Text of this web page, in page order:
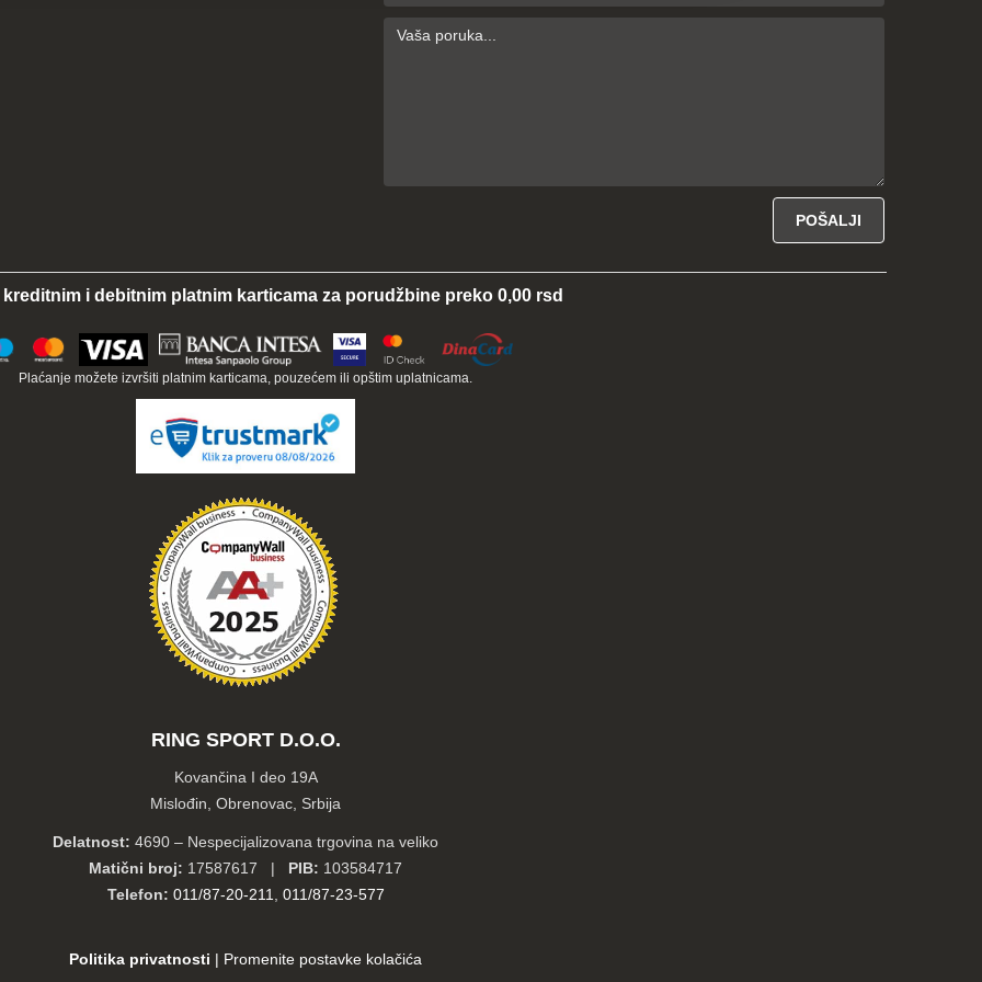
kreditnim i debitnim platnim karticama za porudžbine preko 0,00 rsd
Plaćanje možete izvršiti platnim karticama, pouzećem ili opštim uplatnicama.
RING SPORT D.O.O.
Kovančina I deo 19A
Mislođin, Obrenovac, Srbija
Delatnost: 4690 – Nespecijalizovana trgovina na veliko
Matični broj: 17587617 | PIB: 103584717
Telefon: 011/87-20-211 011/87-23-577
Politika privatnosti | Promenite postavke kolačića